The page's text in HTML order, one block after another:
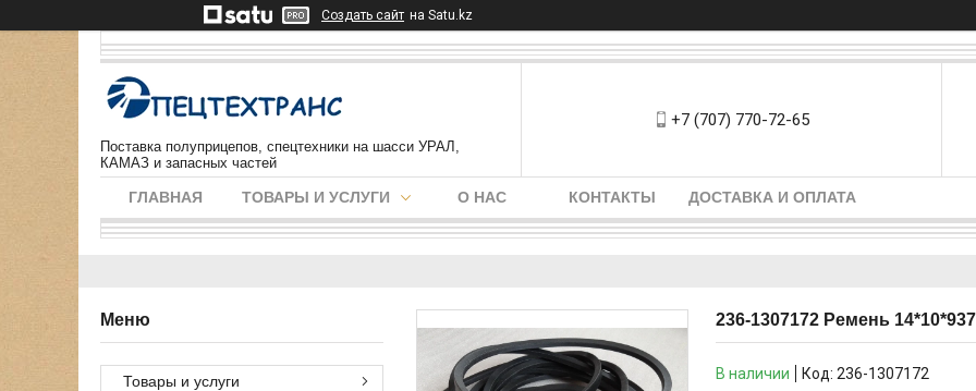
Создать сайт на Satu.kz
Поставка полуприцепов, спецтехники на шасси УРАЛ,
КАМАЗ и запасных частей
+7 (707) 770-72-65
ГЛАВНАЯ ТОВАРЫ И УСЛУГИ О НАС КОНТАКТЫ ДОСТАВКА И ОПЛАТА
236-1307172 Ремень
В наличии Код: 236-1307172
Товары и услуги